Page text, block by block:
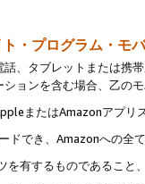
・プログラム・モ
、タブレットまたは携
ションを含む場合、乙の
またはAmazonアプリ
ドでき、Amazonへの全
を有するものであること、